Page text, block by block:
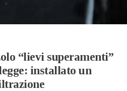
“lievi superamenti”
installato un